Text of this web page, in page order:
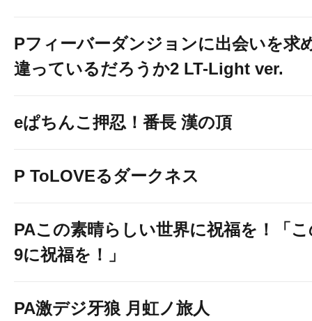
Pフィーバーダンジョンに出会いを求
違っているだろうか2 LT-Light ver.
eぱちんこ押忍！番長 漢の頂
P ToLOVEるダークネス
PAこの素晴らしい世界に祝福を！「
9に祝福を！」
PA激デジ牙狼 月虹ノ旅人